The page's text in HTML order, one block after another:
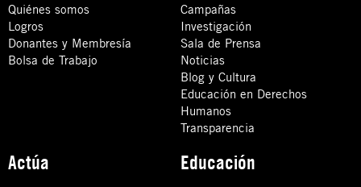
Quiénes somos
Logros
Donantes y Membresía
Bolsa de Trabajo
Campañas
Investigación
Sala de Prensa
Noticias
Blog y Cultura
Educación en Derechos
Humanos
Transparencia
Actúa Educación